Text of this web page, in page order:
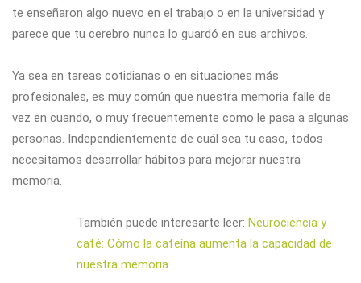
te enseñaron algo nuevo en el trabajo o en la universidad y
parece que tu cerebro nunca lo guardó en sus archivos.
Ya sea en tareas cotidianas o en situaciones más
profesionales, es muy común que nuestra memoria falle de
vez en cuando, o muy frecuentemente como le pasa a algunas
personas. Independientemente de cuál sea tu caso, todos
necesitamos desarrollar hábitos para mejorar nuestra
memoria.
También puede interesarte leer: Neurociencia y
café: Cómo la cafeína aumenta la capacidad de
nuestra memoria.